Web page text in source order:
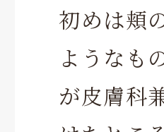
初めは頬
ようなも
が皮膚科